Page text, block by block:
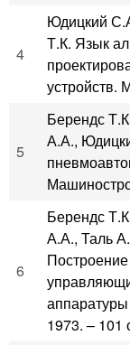
4
Юдицкий
Т.К. Язык
устройств.
5
Берендс
А.А.,
6
Берендс
А.А., Таль
1973. – 101